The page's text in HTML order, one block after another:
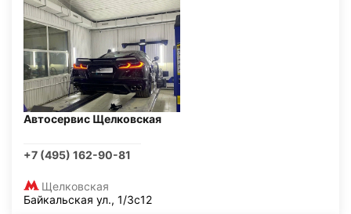
Автосервис Щелковская
+7 (495) 162-90-81
Щелковская
Байкальская ул., 1/3с12